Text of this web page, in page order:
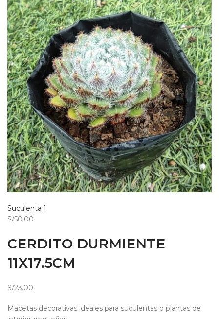
Suculenta 1
S/50.00
CERDITO DURMIENTE
11X17.5CM
S/23.00
Macetas decorativas ideales para suculentas o plantas de